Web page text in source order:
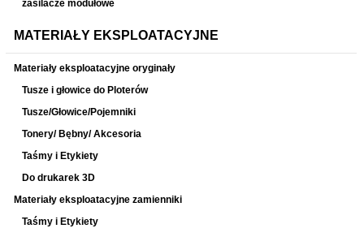
zasilacze modułowe
MATERIAŁY EKSPLOATACYJNE
Materiały eksploatacyjne oryginały
Tusze i głowice do Ploterów
Tusze/Głowice/Pojemniki
Tonery/ Bębny/ Akcesoria
Taśmy i Etykiety
Do drukarek 3D
Materiały eksploatacyjne zamienniki
Taśmy i Etykiety